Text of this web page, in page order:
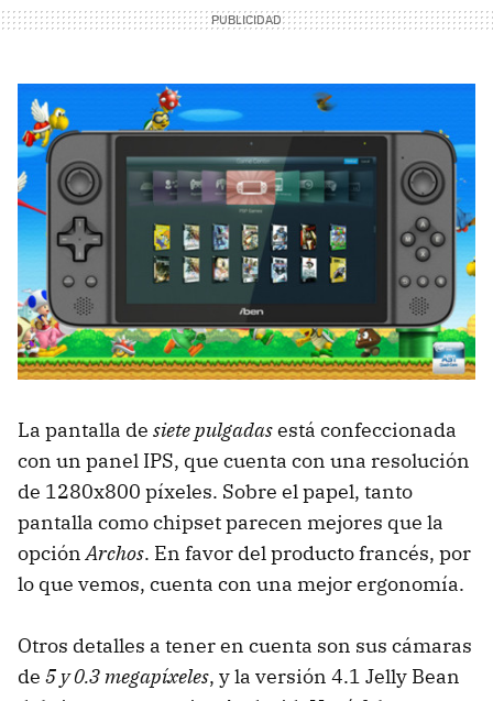
La pantalla de siete pulgadasestá confeccionada
con un panel IPS, que cuenta con una resolución
de 1280x800 píxeles. Sobre el papel, tanto
pantalla como chipset parecen mejores que la
opciónArchos. En favor del producto francés, por
lo que vemos, cuenta con una mejor ergonomía.
Otros detalles a tener en cuenta son sus cámaras
de 5 y 0.3 megapíxeles, y la versión 4.1 Jelly Bean